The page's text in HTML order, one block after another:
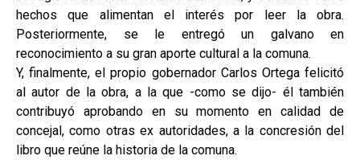
hechos que alimentan el interés por leer la obra.
Posteriormente, se le entregó un galvano en
reconocimiento a su gran aporte cultural a la comuna.
Y, finalmente, el propio gobernador Carlos Ortega felicitó
al autor de la obra, a la que -como se dijo- él también
contribuyó aprobando en su momento en calidad de
concejal, como otras ex autoridades, a la concresión del
libro que reúne la historia de la comuna.